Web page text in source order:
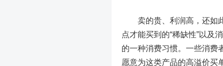
卖的贵、利润高，还如此
点才能买到的“稀缺性”以及
的一种消费习惯。一些消费
愿意为这类产品的高溢价买